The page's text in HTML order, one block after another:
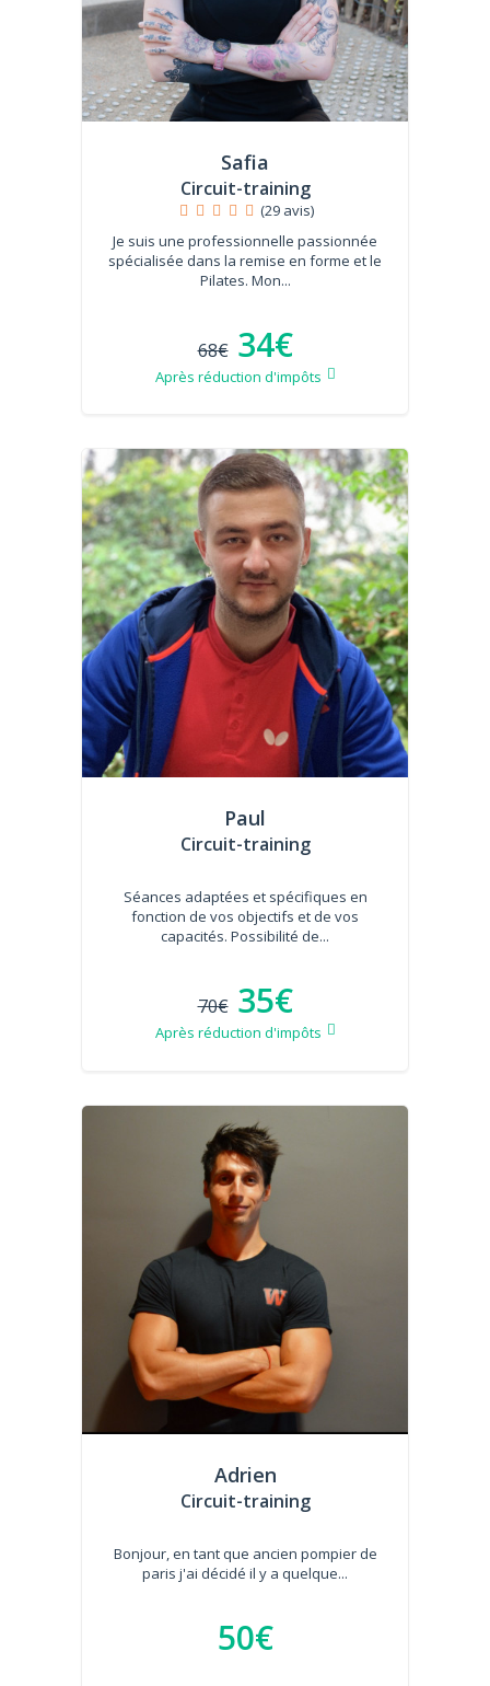
Safia
Circuit-training
(29 avis)
Je suis une professionnelle passionnée
spécialisée dans la remise en forme et le
Pilates. Mon...
68€ 34€
Après réduction d'impôts
Paul
Circuit-training
Séances adaptées et spécifiques en
fonction de vos objectifs et de vos
capacités. Possibilité de...
70€ 35€
Après réduction d'impôts
Adrien
Circuit-training
Bonjour, en tant que ancien pompier de
paris j'ai décidé il y a quelque...
50€